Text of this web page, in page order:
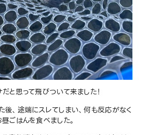
と思って飛びついて来ました！
後、途端にスレてしまい、何も反応がなく
ごはんを食べました。